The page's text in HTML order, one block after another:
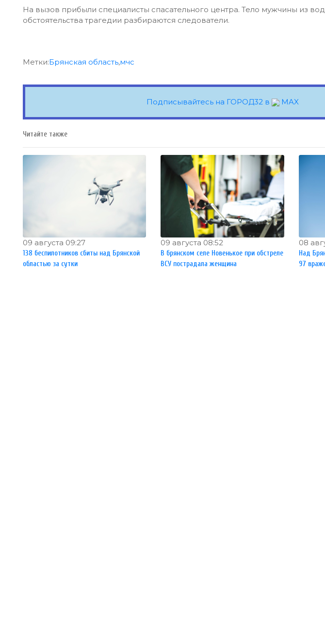
На вызов прибыли специалисты спасательного центра. Тело мужчины из
обстоятельства трагедии разбираются следователи.
Метки:Брянская область,мчс
Подписывайтесь на ГОРОД32 в MAX
Читайте также
09 августа 09:27
138 беспилотников сбиты над Брянской
областью за сутки
09 августа 08:52
В брянском селе Новенькое при обстреле
ВСУ пострадала женщина
08
Над
97